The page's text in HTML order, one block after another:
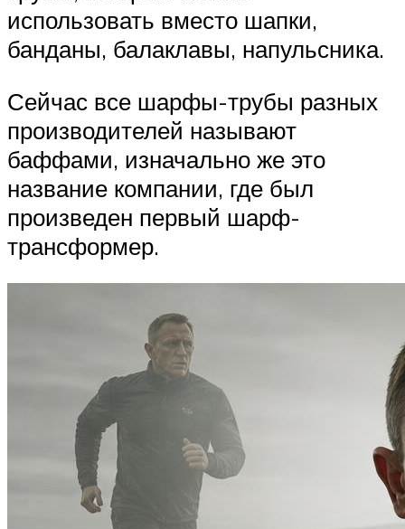
использовать вместо шапки,
банданы, балаклавы, напульсника.
Сейчас все шарфы-трубы разных
производителей называют
баффами, изначально же это
название компании, где был
произведен первый шарф-
трансформер.